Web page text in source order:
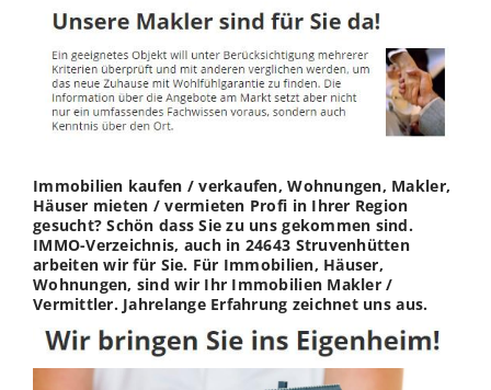
Immobilien kaufen / verkaufen, Wohnungen, Makler,
Häuser mieten / vermieten Profi in Ihrer Region
gesucht? Schön dass Sie zu uns gekommen sind.
IMMO-Verzeichnis, auch in 24643 Struvenhütten
arbeiten wir für Sie. Für Immobilien, Häuser,
Wohnungen, sind wir Ihr Immobilien Makler /
Vermittler. Jahrelange Erfahrung zeichnet uns aus.